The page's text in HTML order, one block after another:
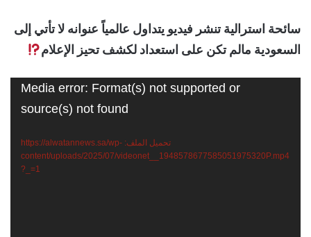
سائحة استرالية تنشر فيديو يتداول عالمياً عنوانه لا تأتي إلى
السعودية مالم تكن على استعداد لكشف تحيز الإعلام
Media error: Format(s) not supported or
source(s) not found
تحميل الملف: https://alwatannews.sa/wp-
content/uploads/2025/07/videonet__1948578677585051975320P.mp4
?_=1